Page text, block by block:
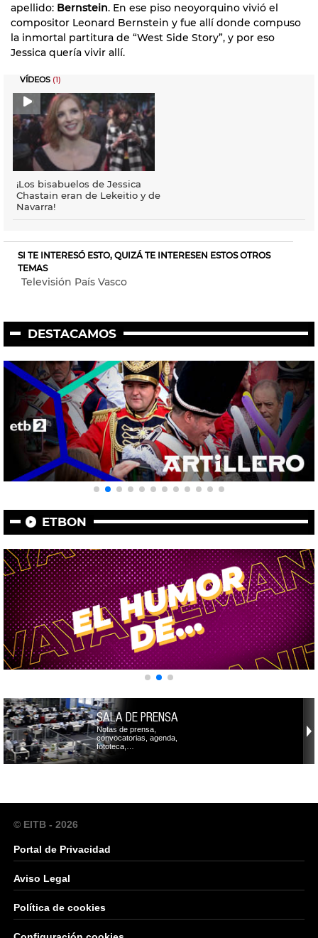
apellido: Bernstein. En ese piso neoyorquino vivió el
compositor Leonard Bernstein y fue allí donde compuso
la inmortal partitura de “West Side Story”, y por eso
Jessica quería vivir allí.
VÍDEOS (1)
¡Los bisabuelos de Jessica
Chastain eran de Lekeitio y de
Navarra!
SI TE INTERESÓ ESTO, QUIZÁ TE INTERESEN ESTOS OTROS
TEMAS
Televisión País Vasco
DESTACAMOS
ETBON
SALA DE PRENSA
Notas de prensa,
convocatorias, agenda,
fototeca,…
© EITB - 2026
Portal de Privacidad
Aviso Legal
Política de cookies